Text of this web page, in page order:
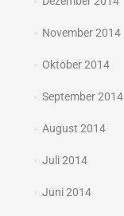
November 2014
Oktober 2014
September 2014
August 2014
Juli 2014
Juni 2014